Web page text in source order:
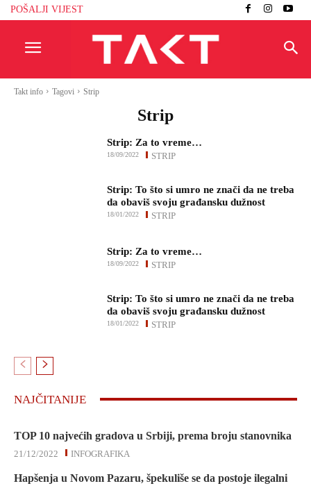
POŠALJI VIJEST
Takt info Tagovi Strip
Strip
Strip: Za to vreme…
STRIP
18/09/2022
Strip: To što si umro ne znači da ne treba
da obaviš svoju građansku dužnost
STRIP
18/01/2022
Strip: Za to vreme…
STRIP
18/09/2022
Strip: To što si umro ne znači da ne treba
da obaviš svoju građansku dužnost
STRIP
18/01/2022
NAJČITANIJE
TOP 10 najvećih gradova u Srbiji, prema broju stanovnika
INFOGRAFIKA
21/12/2022
Hapšenja u Novom Pazaru, špekuliše se da postoje ilegalni